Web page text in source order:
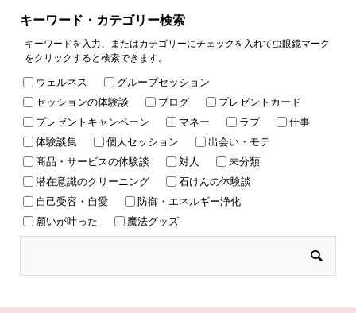
キーワード・カテゴリー検索
キーワードを入力、またはカテゴリーにチェックを入れて虫眼鏡マーク
をクリックすると検索できます。
ウェルネス
グループセッション
セッションの体験談
ブログ
プレゼントカード
プレゼントキャンペーン
マネー ラブ
仕事
体験談集
個人セッション
出会い・モテ
商品・サービスの体験談
対人
未分類
潜在意識のクリーニング
石けんの体験談
自己受容・自愛
防御・エネルギー浄化
願いが叶った
魔法グッズ